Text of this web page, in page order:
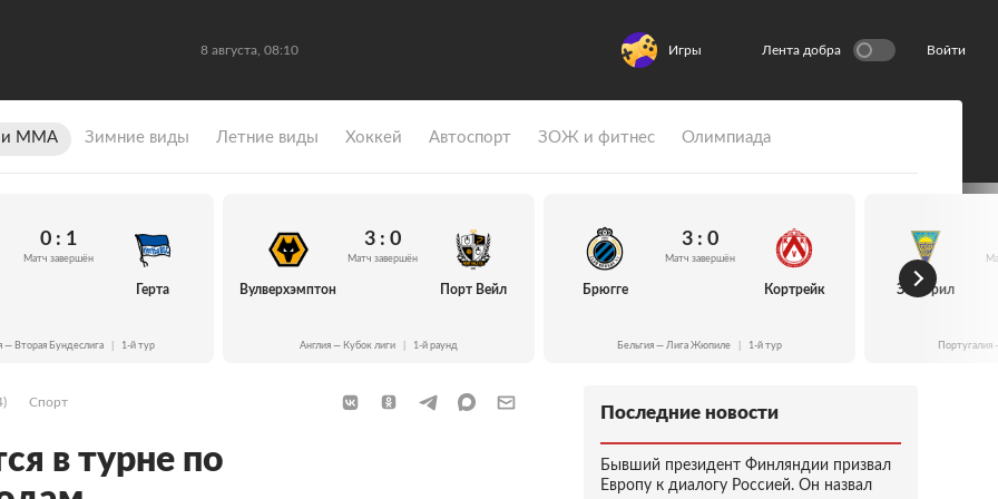
8 августа, 08:10 Игры Лента добра Войти
и ММА Зимние виды Летние виды Хоккей Автоспорт ЗОЖ и фитнес Олимпиада
0 : 1
Матч завершён
Герта
— Вторая Бундеслига 1-й тур
Вулверхэмптон
3 : 0
Матч завершён
Порт Вейл
Англия — Кубок лиги 1-й раунд
Брюгге
3 : 0
Матч завершён
Кортрейк
Бельгия — Лига Жюпиле 1-й тур
Эшторил
Спорт
в турне по
Последние новости
Бывший президент Финляндии призвал
Европу к диалогу Россией. Он назвал